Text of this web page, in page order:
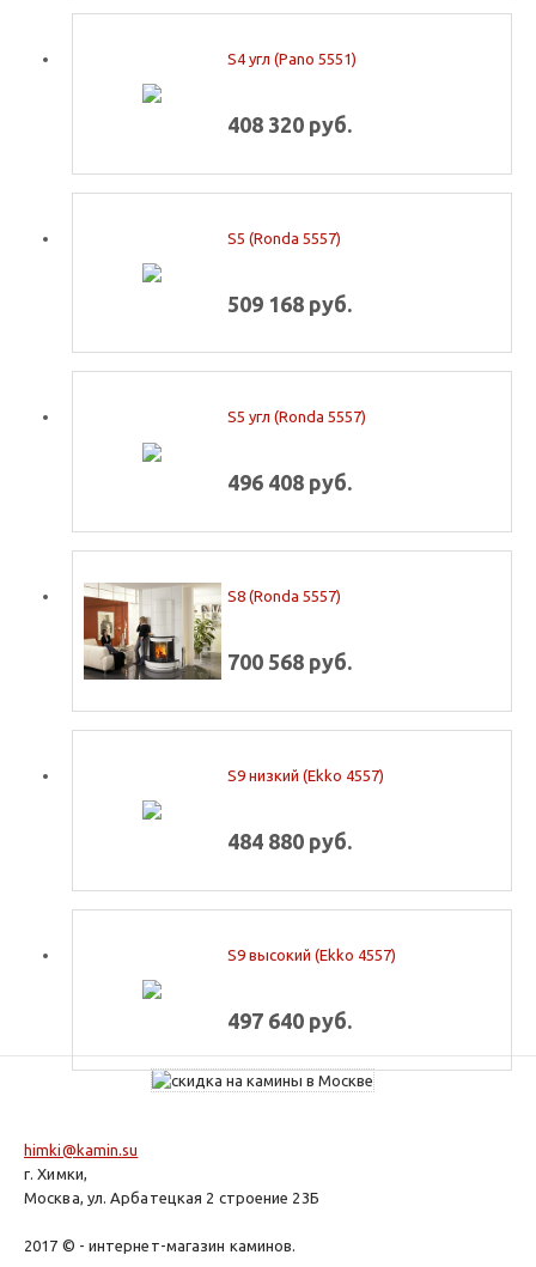
S4 угл (Pano 5551)
408 320 руб.
S5 (Ronda 5557)
509 168 руб.
S5 угл (Ronda 5557)
496 408 руб.
S8 (Ronda 5557)
700 568 руб.
S9 низкий (Ekko 4557)
484 880 руб.
S9 высокий (Ekko 4557)
497 640 руб.
himki@kamin.su
г. Химки,
Москва, ул. Арбатецкая 2 строение 23Б
2017 © - интернет-магазин каминов.